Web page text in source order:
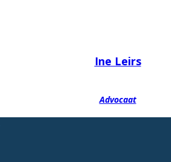
Ine Leirs
Advocaat